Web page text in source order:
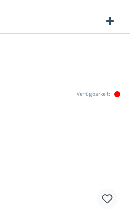
Verfügbarkeit: